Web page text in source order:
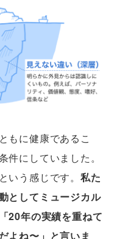
もに健康であるこ
件にしていました。
いう感じです。 私た
としてミュージカル
20年の実績を重ねて
よね〜」と言いま